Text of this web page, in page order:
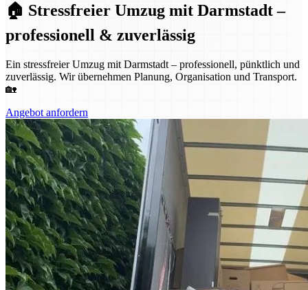
🏠 Stressfreier Umzug mit Darmstadt –
professionell & zuverlässig
Ein stressfreier Umzug mit Darmstadt – professionell, pünktlich und
zuverlässig. Wir übernehmen Planung, Organisation und Transport.
🏡
Angebot anfordern